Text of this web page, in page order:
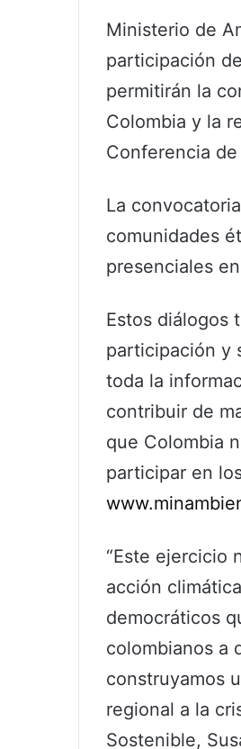
Ministerio de
participación
permitirán la
Colombia y la
Conferencia
La
comunidades
presenciales
Estos diálogos
participación y
toda la
contribuir de
que Colombia
participar en
“Este ejercicio
acción
democráticos
colombianos a
construyamos
regional a la
Sostenible,